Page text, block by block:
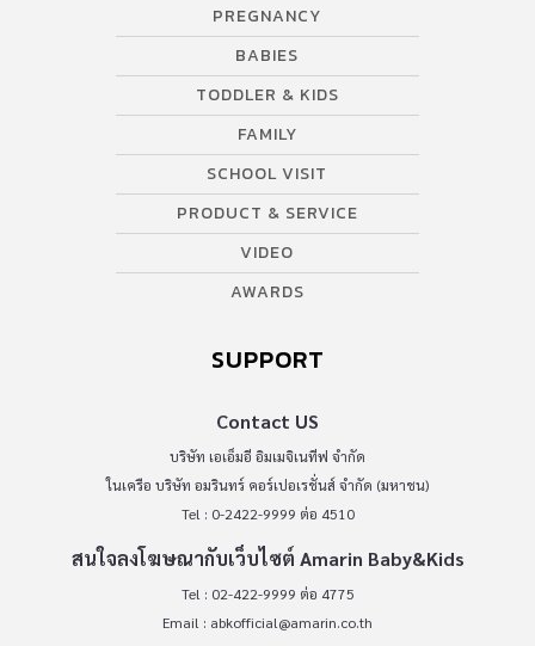
PREGNANCY
BABIES
TODDLER & KIDS
FAMILY
SCHOOL VISIT
PRODUCT & SERVICE
VIDEO
AWARDS
SUPPORT
Contact US
บริษัท เอเอ็มอี อิมเมจิเนทีฟ จำกัด
ในเครือ บริษัท อมรินทร์ คอร์เปอเรชั่นส์ จำกัด (มหาชน)
Tel : 0-2422-9999 ต่อ 4510
สนใจลงโฆษณากับเว็บไซต์ Amarin Baby&Kids
Tel : 02-422-9999 ต่อ 4775
Email : abkofficial@amarin.co.th